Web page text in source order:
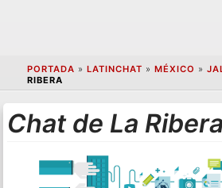
PORTADA » LATINCHAT » MÉXICO »
RIBERA
Chat de La Ribera